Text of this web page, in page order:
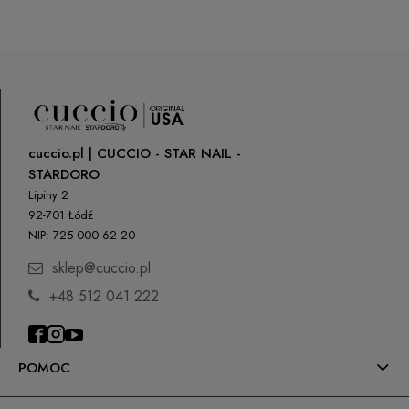
POMOC
cuccio.pl | CUCCIO - STAR NAIL -
STARDORO
Lipiny 2
92-701 Łódź
NIP: 725 000 62 20
sklep@cuccio.pl
+48 512 041 222